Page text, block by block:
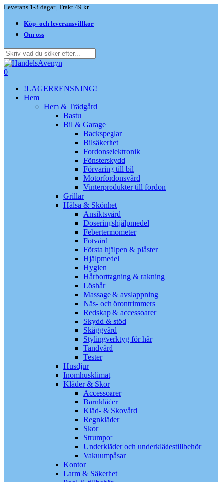
Skip
main
content
Leverans 1-3 dagar | Frakt 49 kr
Köp- och leveransvillkor
Om oss
Close
Search
search
0
!LAGERRENSNING!
Hem
Hem & Trädgård
Bastu
Bil & Garage
Backspeglar
Bilsäkerhet
Fordonselektronik
Fönsterskydd
Förvaring till bil
Motorfordonsvård
Vinterprodukter till fordon
Grillar
Hälsa & Skönhet
Ansiktsvård
Doseringshjälpmedel
Febertermometer
Fotvård
Första hjälpen & plåster
Hjälpmedel
Hygien
Hårborttagning & rakning
Löshår
Massage & avslappning
Näs- och örontrimmers
Redskap & accessoarer
Skydd & stöd
Skäggvård
Stylingverktyg för hår
Tandvård
Tester
Husdjur
Inomhusklimat
Kläder & Skor
Accessoarer
Barnkläder
Kläd- & Skovård
Regnkläder
Skor
Strumpor
Underkläder och underklädestillbehör
Vakuumpåsar
Kontor
Larm & Säkerhet